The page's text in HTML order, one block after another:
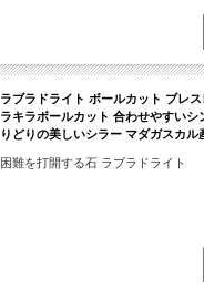
ラブラドライト ボールカット ブレ
ラキラボールカット 合わせやすいシ
りどりの美しいシラー マダガスカル
困難を打開する石 ラブラドライト